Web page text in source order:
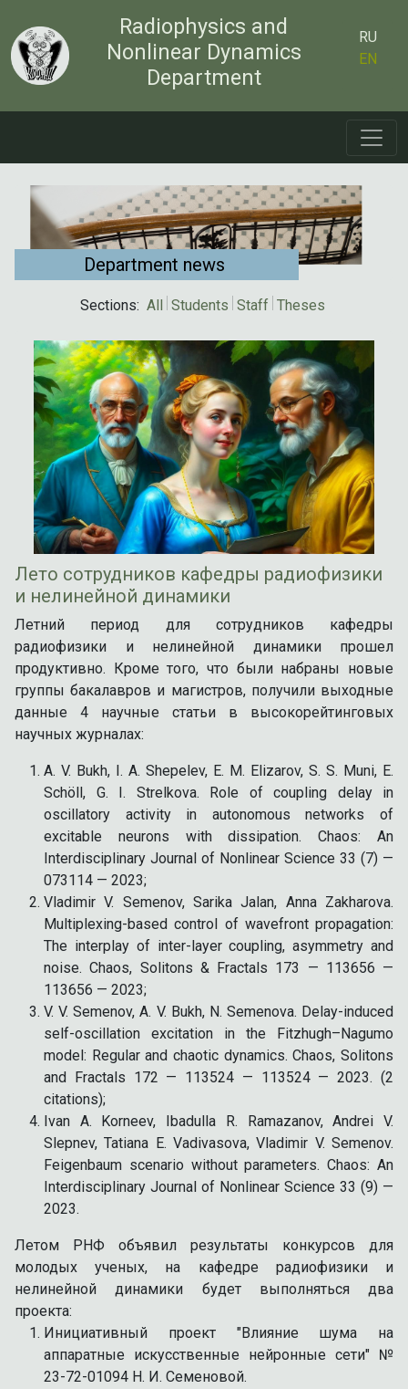
Radiophysics and
Nonlinear Dynamics
Department
RU
EN
Department news
Sections: All Students Staff Theses
Лето сотрудников кафедры радиофизики
и нелинейной динамики
Летний период для сотрудников кафедры
радиофизики и нелинейной динамики прошел
продуктивно. Кроме того, что были набраны новые
группы бакалавров и магистров, получили выходные
данные 4 научные статьи в высокорейтинговых
научных журналах:
A. V. Bukh, I. A. Shepelev, E. M. Elizarov, S. S. Muni, E.
Schöll, G. I. Strelkova. Role of coupling delay in
oscillatory activity in autonomous networks of
excitable neurons with dissipation. Chaos: An
Interdisciplinary Journal of Nonlinear Science 33 (7) —
073114 — 2023;
Vladimir V. Semenov, Sarika Jalan, Anna Zakharova.
Multiplexing-based control of wavefront propagation:
The interplay of inter-layer coupling, asymmetry and
noise. Chaos, Solitons & Fractals 173 — 113656 —
113656 — 2023;
V. V. Semenov, A. V. Bukh, N. Semenova. Delay-induced
self-oscillation excitation in the Fitzhugh–Nagumo
model: Regular and chaotic dynamics. Chaos, Solitons
and Fractals 172 — 113524 — 113524 — 2023. (2
citations);
Ivan A. Korneev, Ibadulla R. Ramazanov, Andrei V.
Slepnev, Tatiana E. Vadivasova, Vladimir V. Semenov.
Feigenbaum scenario without parameters. Chaos: An
Interdisciplinary Journal of Nonlinear Science 33 (9) —
2023.
Летом РНФ объявил результаты конкурсов для
молодых ученых, на кафедре радиофизики и
нелинейной динамики будет выполняться два
проекта:
Инициативный проект "Влияние шума на
аппаратные искусственные нейронные сети" №
23-72-01094 Н. И. Семеновой.